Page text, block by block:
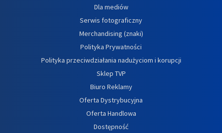
Dla mediów
Serwis fotograficzny
Merchandising (znaki)
Polityka Prywatności
Polityka przeciwdziałania nadużyciom i korupcji
Sklep TVP
Biuro Reklamy
Oferta Dystrybucyjna
Oferta Handlowa
Dostępność